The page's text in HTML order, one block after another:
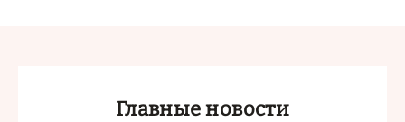
Главные новости